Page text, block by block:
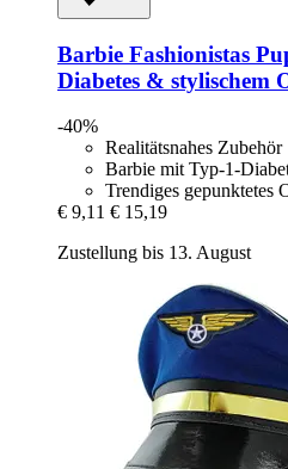
Barbie Fashionistas
Diabetes & stylischem
-40%
Realitätsnahes Zubehör
Barbie mit Typ-1-
Trendiges gepunktetes
€ 9,11 € 15,19
Zustellung bis 13. August